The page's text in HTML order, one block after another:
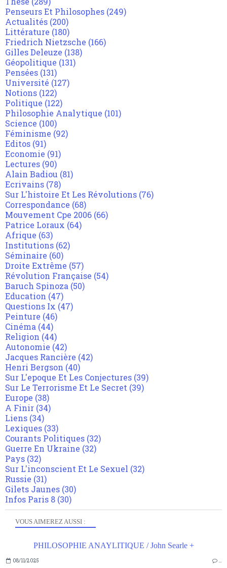
VOUS AIMEREZ AUSSI :
PHILOSOPHIE ANAYLITIQUE / John Searle +
08/11/2025 …
Penseurs Et Philosophes (249)
Actualités (200)
Littérature (180)
Friedrich Nietzsche (166)
Gilles Deleuze (138)
Géopolitique (131)
Pensées (131)
Université (127)
Notions (122)
Politique (122)
Philosophie Analytique (101)
Science (100)
Féminisme (92)
Editos (91)
Economie (91)
Lectures (90)
Alain Badiou (81)
Ecrivains (78)
Sur L'histoire Et Les Révolutions (76)
Correspondance (68)
Mouvement Cpe 2006 (66)
Patrice Loraux (64)
Afrique (63)
Institutions (62)
Séminaire (60)
Droite Extrême (57)
Révolution Française (54)
Baruch Spinoza (50)
Education (47)
Questions Ix (47)
Peinture (46)
Cinéma (44)
Religion (44)
Autonomie (42)
Jacques Rancière (42)
Henri Bergson (40)
Sur L'epoque Et Les Conjectures (39)
Sur Le Terrorisme Et Le Secret (39)
Europe (38)
A Finir (34)
Liens (34)
Lexiques (33)
Courants Politiques (32)
Guerre En Ukraine (32)
Pays (32)
Sur L'inconscient Et Le Sexuel (32)
Russie (31)
Gilets Jaunes (30)
Infos Paris 8 (30)